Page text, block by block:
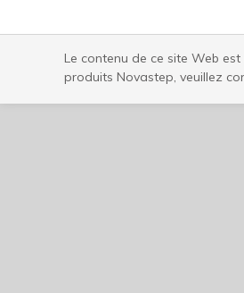
Le contenu de ce site Web
produits Novastep, veuillez